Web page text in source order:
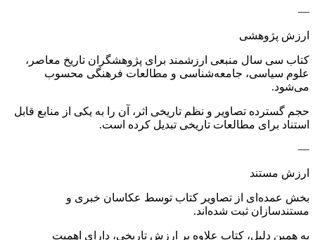
—
ارزش پژوهشی
کتاب سی سال منبعی ارزشمند برای پژوهشگران تاریخ معاصر،
علوم سیاسی، جامعه‌شناسی و مطالعات فرهنگی محسوب
می‌شود.
حجم گسترده تصاویر و نظم تاریخی اثر، آن را به یکی از منابع قابل
استناد برای مطالعات تاریخی تبدیل کرده است.
—
ارزش مستند
بخش عمده‌ای از تصاویر کتاب توسط عکاسان خبری و
مستندسازان ثبت شده‌اند.
به همین دلیل، کتاب علاوه بر ارزش تاریخی، دارای اهمیت